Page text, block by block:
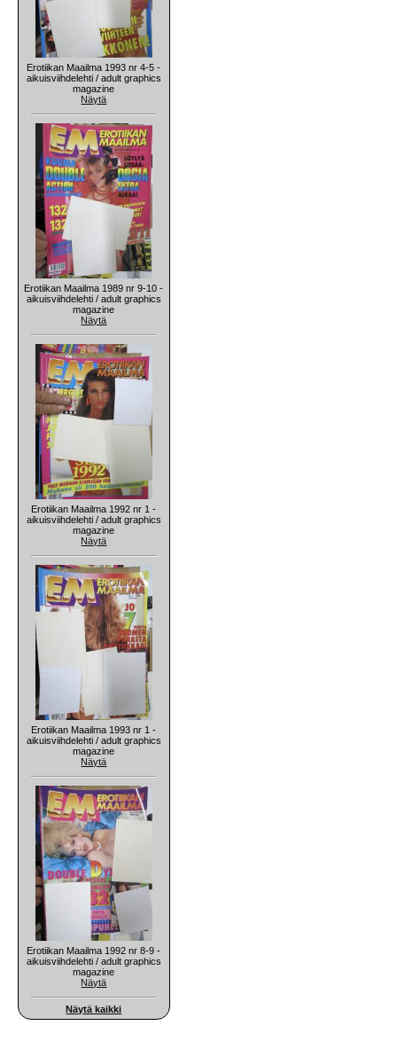
Erotiikan Maailma 1993 nr 4-5 -
aikuisviihdelehti / adult graphics
magazine
Näytä
Erotiikan Maailma 1989 nr 9-10 -
aikuisviihdelehti / adult graphics
magazine
Näytä
Erotiikan Maailma 1992 nr 1 -
aikuisviihdelehti / adult graphics
magazine
Näytä
Erotiikan Maailma 1993 nr 1 -
aikuisviihdelehti / adult graphics
magazine
Näytä
Erotiikan Maailma 1992 nr 8-9 -
aikuisviihdelehti / adult graphics
magazine
Näytä
Näytä kaikki